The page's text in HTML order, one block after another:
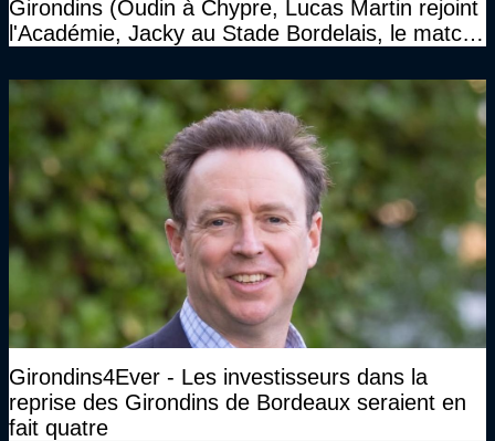
Girondins (Oudin à Chypre, Lucas Martin rejoint
l'Académie, Jacky au Stade Bordelais, le match
Girondins4Ever - Les investisseurs dans la
reprise des Girondins de Bordeaux seraient en
fait quatre